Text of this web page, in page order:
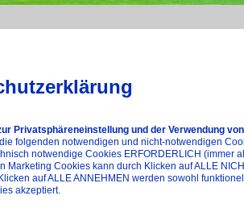
Privatsphäreneinstellung und der Verwendung
folgenden notwendigen und nicht-notwendigen
notwendige Cookies ERFORDERLICH (immer
Marketing Cookies kann durch Klicken auf ALLE
auf ALLE ANNEHMEN werden sowohl
akzeptiert.